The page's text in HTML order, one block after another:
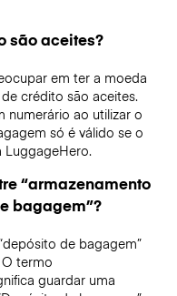
são aceites?
em ter a moeda
crédito são aceites.
numerário ao utilizar o
só é válido se o
LuggageHero.
“armazenamento
bagagem”?
de bagagem”
termo
guardar uma